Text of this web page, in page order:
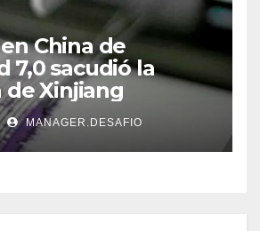
China de
7,0 sacudió la
de Xinjiang
MANAGER.DESAFIO